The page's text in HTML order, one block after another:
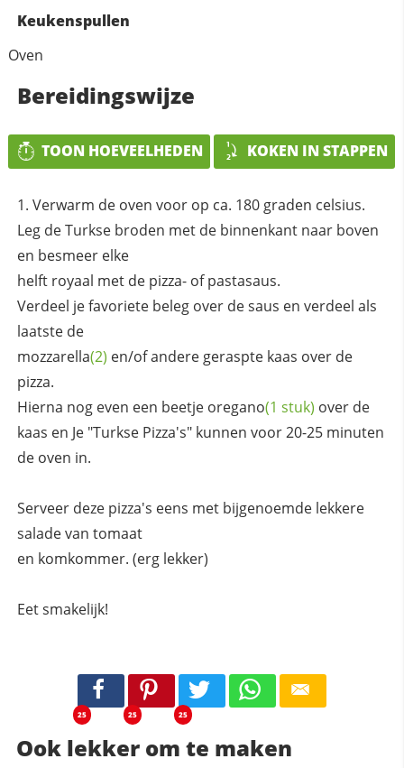
Keukenspullen
Oven
Bereidingswijze
TOON HOEVEELHEDEN KOKEN IN STAPPEN
Verwarm de oven voor op ca. 180 graden celsius.
Leg de Turkse broden met de binnenkant naar boven
en besmeer elke
helft royaal met de pizza- of pastasaus.
Verdeel je favoriete beleg over de saus en verdeel als
laatste de
mozzarella(2) en/of andere geraspte kaas over de
pizza.
Hierna nog even een beetje oregano(1 stuk) over de
kaas en Je "Turkse Pizza's" kunnen voor 20-25 minuten
de oven in.
Serveer deze pizza's eens met bijgenoemde lekkere
salade van tomaat
en komkommer. (erg lekker)
Eet smakelijk!
25 25 25
Ook lekker om te maken